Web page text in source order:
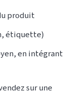
produit
étiquette)
en intégrant
sur une